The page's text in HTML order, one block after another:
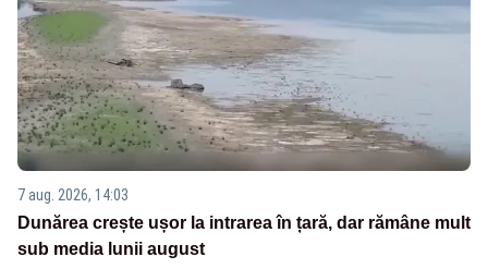
7 aug. 2026, 14:03
Dunărea crește ușor la intrarea în țară, dar rămâne mult
sub media lunii august